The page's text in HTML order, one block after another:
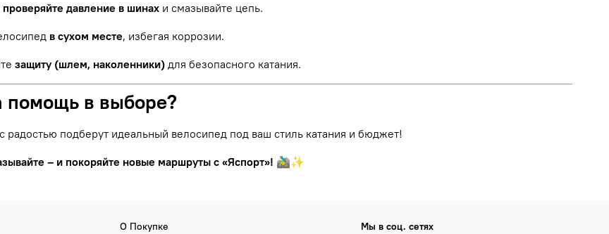
проверяйте давление в шинах и смазывайте цепь.
в сухом месте, избегая коррозии.
защиту (шлем, наколенники) для безопасного катания.
помощь в выборе?
радостью подберут идеальный велосипед под ваш стиль катания и бюджет!
– и покоряйте новые маршруты с «Яспорт»! 🚵‍♂️✨
О Покупке Мы в соц. сетях